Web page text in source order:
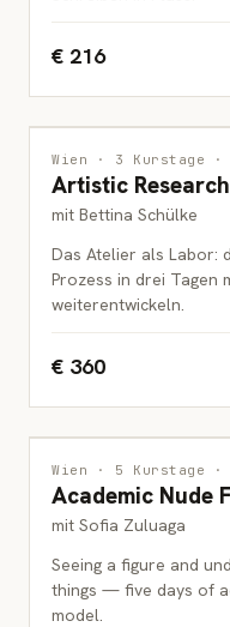
€ 216
INTERDISZIPLINÄR
ERWACHSENE
Wien · 3 Kurstage
Artistic Research
mit Bettina Schülke
Das Atelier als Labor:
Prozess in drei Tagen
weiterentwickeln.
€ 360
MALEREI
ERWACHSENE
Wien · 5 Kurstage
Academic Nude
mit Sofia Zuluaga
Seeing a figure and
things — five days of
model.